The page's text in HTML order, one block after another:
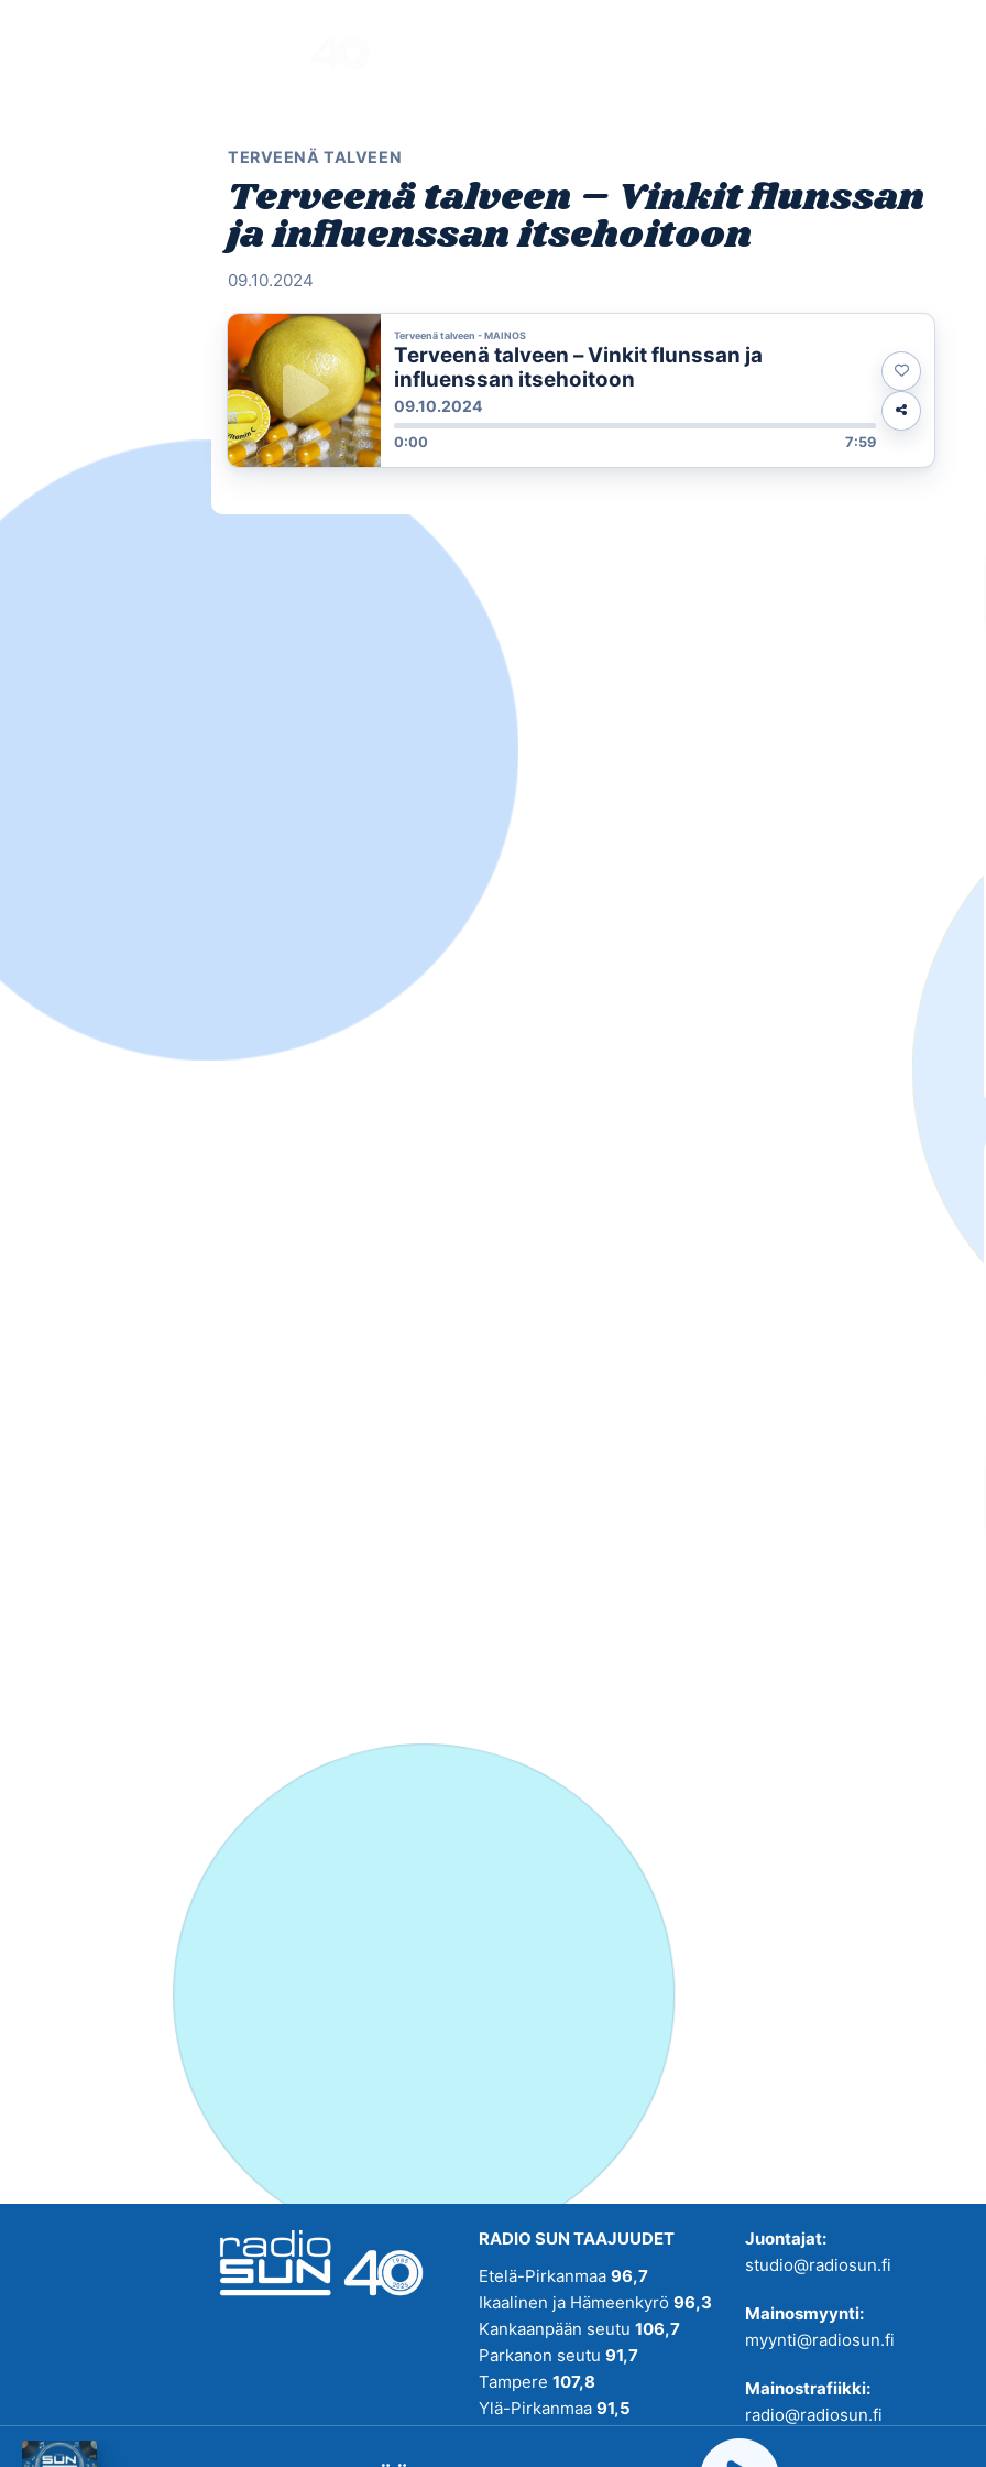
TERVEENÄ TALVEEN
Terveenä talveen – Vinkit flunssan
ja influenssan itsehoitoon
09.10.2024
Terveenä talveen - MAINOS
Terveenä talveen – Vinkit flunssan ja
influenssan itsehoitoon
09.10.2024
0:00 7:59
RADIO SUN TAAJUUDET
Etelä-Pirkanmaa 96,7
Ikaalinen ja Hämeenkyrö 96,3
Kankaanpään seutu 106,7
Parkanon seutu 91,7
Tampere 107,8
Ylä-Pirkanmaa 91,5
Pirmedioita.
Juontajat:
studio@radiosun.fi
Mainosmyynti:
myynti@radiosun.fi
Mainostrafiikki:
radio@radiosun.fi